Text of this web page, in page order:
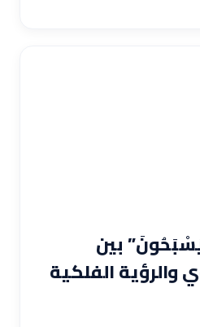
بين
والرؤية الفلكية